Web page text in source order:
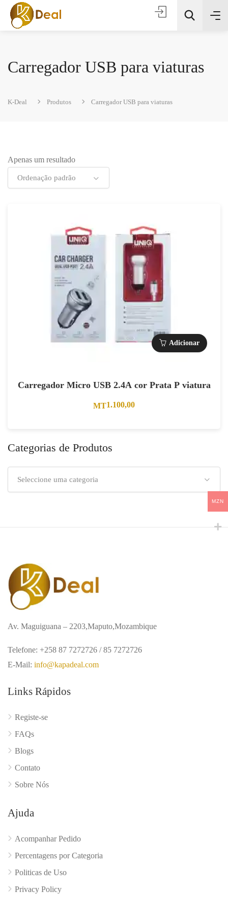
Carregador USB para viaturas
K-Deal Produtos Carregador USB para viaturas
Apenas um resultado
Ordenação padrão
Adicionar
Carregador Micro USB 2.4A cor Prata P viatura
MT1.100,00
Categorias de Produtos
Seleccione uma categoria
Av. Maguiguana – 2203,Maputo,Mozambique
Telefone: +258 87 7272726 / 85 7272726
E-Mail: info@kapadeal.com
Links Rápidos
Registe-se
FAQs
Blogs
Contato
Sobre Nós
Ajuda
Acompanhar Pedido
Percentagens por Categoria
Politicas de Uso
Privacy Policy
MZN